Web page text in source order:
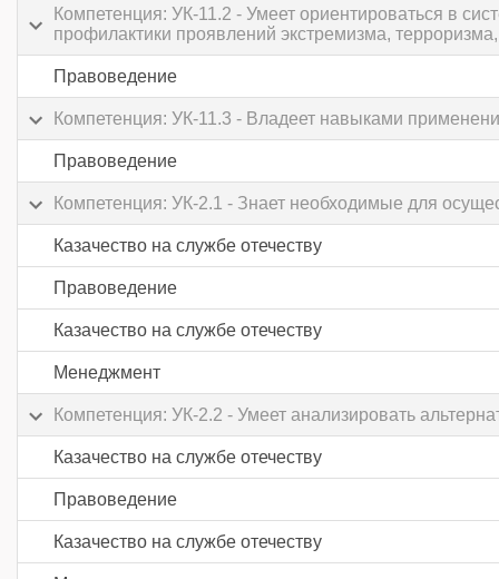
Компетенция: УК-11.2 - Умеет ориентироваться в
профилактики проявлений экстремизма,
Правоведение
Компетенция: УК-11.3 - Владеет навыками
Правоведение
Компетенция: УК-2.1 - Знает необходимые для
Казачество на службе отечеству
Правоведение
Казачество на службе отечеству
Менеджмент
Компетенция: УК-2.2 - Умеет анализировать
Казачество на службе отечеству
Правоведение
Казачество на службе отечеству